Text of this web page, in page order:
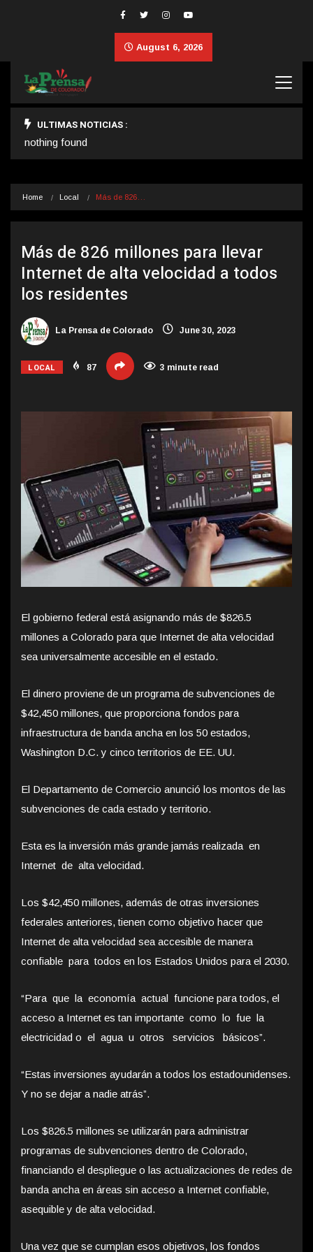
August 6, 2026
ULTIMAS NOTICIAS :
nothing found
Home Local Más de 826…
Más de 826 millones para llevar
Internet de alta velocidad a todos
los residentes
La Prensa de Colorado June 30, 2023
LOCAL 87 3 minute read
El gobierno federal está asignando más de $826.5
millones a Colorado para que Internet de alta velocidad
sea universalmente accesible en el estado.
El dinero proviene de un programa de subvenciones de
$42,450 millones, que proporciona fondos para
infraestructura de banda ancha en los 50 estados,
Washington D.C. y cinco territorios de EE. UU.
El Departamento de Comercio anunció los montos de las
subvenciones de cada estado y territorio.
Esta es la inversión más grande jamás realizada en
Internet de alta velocidad.
Los $42,450 millones, además de otras inversiones
federales anteriores, tienen como objetivo hacer que
Internet de alta velocidad sea accesible de manera
confiable para todos en los Estados Unidos para el 2030.
“Para que la economía actual funcione para todos, el
acceso a Internet es tan importante como lo fue la
electricidad o el agua u otros servicios básicos”.
“Estas inversiones ayudarán a todos los estadounidenses.
Y no se dejar a nadie atrás”.
Los $826.5 millones se utilizarán para administrar
programas de subvenciones dentro de Colorado,
financiando el despliegue o las actualizaciones de redes de
banda ancha en áreas sin acceso a Internet confiable,
asequible y de alta velocidad.
Una vez que se cumplan esos objetivos, los fondos